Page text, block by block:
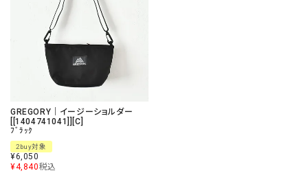
GREGORY｜イージーショルダー
[[1404741041]][C]
ﾌﾞﾗｯｸ
2buy対象
¥6,050
¥4,840税込